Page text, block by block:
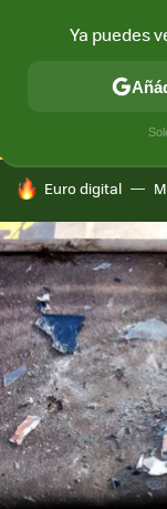
CONECTIVIDAD
HOY SE HABLA DE
Euro digital
Ya puedes